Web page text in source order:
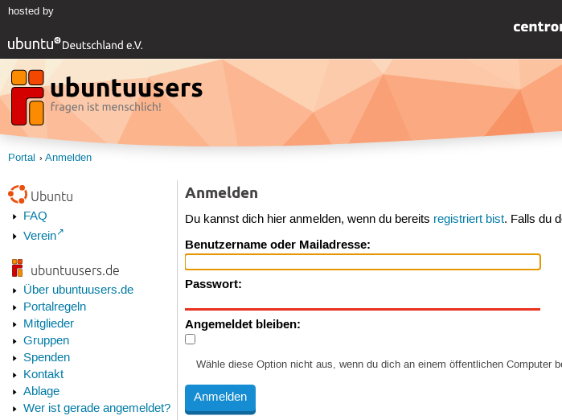
hosted by
Portal Anmelden
Ubuntu
FAQ
Verein
ubuntuusers.de
Über ubuntuusers.de
Portalregeln
Mitglieder
Gruppen
Spenden
Kontakt
Ablage
Wer ist gerade angemeldet?
Anmelden
Du kannst dich hier anmelden, wenn du bereits registriert bist. Falls du
Benutzername oder Mailadresse:
Passwort:
Angemeldet bleiben:
Wähle diese Option nicht aus, wenn du dich an einem öffentlichen Computer